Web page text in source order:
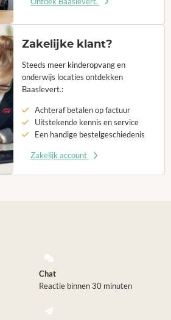
Zakelijke klant?
Steeds meer kinderopvang en
onderwijs locaties ontdekken
Baaslevert.:
Achteraf betalen op factuur
Uitstekende kennis en service
Een handige bestelgeschiedenis
Zakelijk account
Chat
Reactie binnen 30 minuten